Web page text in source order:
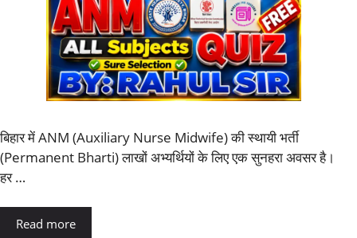
बिहार में ANM (Auxiliary Nurse Midwife) की स्थायी भर्ती
(Permanent Bharti) लाखों अभ्यर्थियों के लिए एक सुनहरा अवसर है।
हर …
Read more